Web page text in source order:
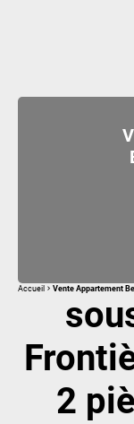
Accueil Vente Appartement
2